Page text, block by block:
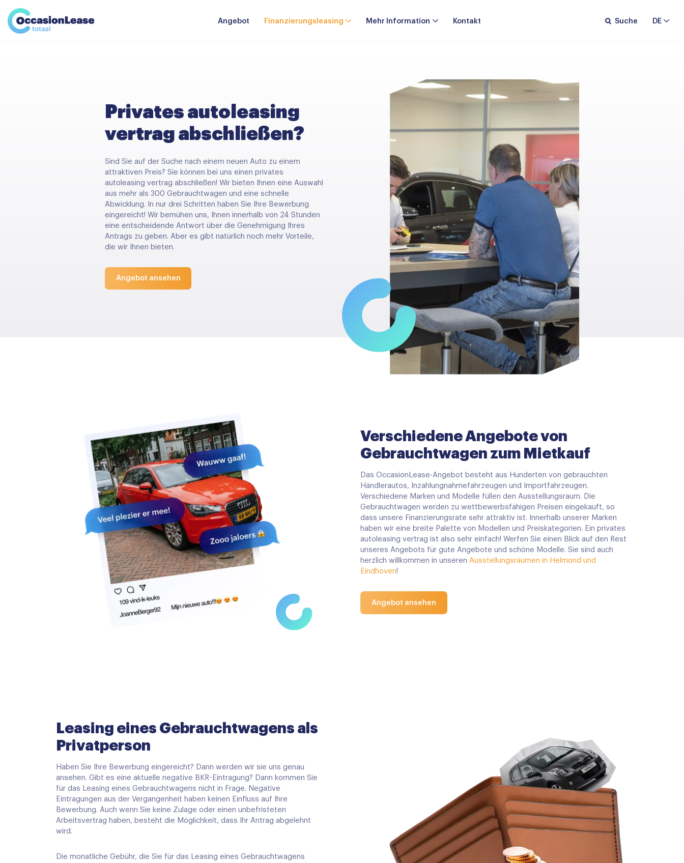
Angebot Finanzierungsleasing Mehr Information Kontakt DE
Suche
Unternehmer
Nachrichten und tipps
Häufig gestellte Fragen
Komparator
Privates autoleasing
vertrag abschließen?
Sind Sie auf der Suche nach einem neuen Auto zu einem
attraktiven Preis? Sie können bei uns einen privates
autoleasing vertrag abschließen! Wir bieten Ihnen eine Auswahl
aus mehr als 300 Gebrauchtwagen und eine schnelle
Abwicklung. In nur drei Schritten haben Sie Ihre Bewerbung
eingereicht! Wir bemühen uns, Ihnen innerhalb von 24 Stunden
eine entscheidende Antwort über die Genehmigung Ihres
Antrags zu geben. Aber es gibt natürlich noch mehr Vorteile,
die wir Ihnen bieten.
Angebot ansehen
Verschiedene Angebote von
Gebrauchtwagen zum Mietkauf
Das OccasionLease-Angebot besteht aus Hunderten von gebrauchten
Händlerautos, Inzahlungnahmefahrzeugen und Importfahrzeugen.
Verschiedene Marken und Modelle füllen den Ausstellungsraum. Die
Gebrauchtwagen werden zu wettbewerbsfähigen Preisen eingekauft, so
dass unsere Finanzierungsrate sehr attraktiv ist. Innerhalb unserer Marken
haben wir eine breite Palette von Modellen und Preiskategorien. Ein privates
autoleasing vertrag ist also sehr einfach! Werfen Sie einen Blick auf den Rest
unseres Angebots für gute Angebote und schöne Modelle. Sie sind auch
herzlich willkommen in unserenAusstellungsräumen in Helmond und
Eindhoven!
Angebot ansehen
Leasing eines Gebrauchtwagens als
Privatperson
Haben Sie Ihre Bewerbung eingereicht? Dann werden wir sie uns genau
ansehen. Gibt es eine aktuelle negative BKR-Eintragung? Dann kommen Sie
für das Leasing eines Gebrauchtwagens nicht in Frage. Negative
Eintragungen aus der Vergangenheit haben keinen Einfluss auf Ihre
Bewerbung. Auch wenn Sie keine Zulage oder einen unbefristeten
Arbeitsvertrag haben, besteht die Möglichkeit, dass Ihr Antrag abgelehnt
wird.
Die monatliche Gebühr, die Sie für das Leasing eines Gebrauchtwagens